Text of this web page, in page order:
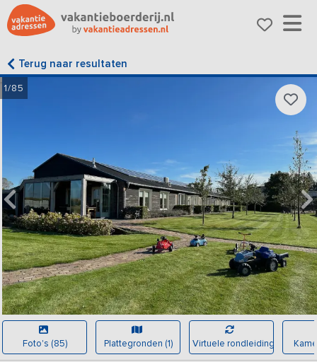
Terug naar resultaten
1/85
Foto's (85) Plattegronden (1) Virtuele rondleiding